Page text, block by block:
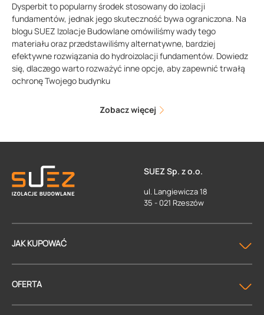
Dysperbit to popularny środek stosowany do izolacji
fundamentów, jednak jego skuteczność bywa ograniczona. Na
blogu SUEZ Izolacje Budowlane omówiliśmy wady tego
materiału oraz przedstawiliśmy alternatywne, bardziej
efektywne rozwiązania do hydroizolacji fundamentów. Dowiedz
się, dlaczego warto rozważyć inne opcje, aby zapewnić trwałą
ochronę Twojego budynku
Zobacz więcej
SUEZ Sp. z o.o.
ul. Langiewicza 18
35 - 021 Rzeszów
JAK KUPOWAĆ
OFERTA